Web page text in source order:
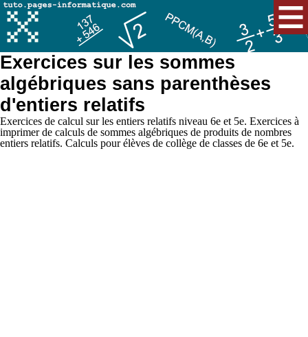
Exercices sur les sommes
algébriques sans parenthèses
d'entiers relatifs
Exercices de calcul sur les entiers relatifs niveau 6e et 5e. Exercices à
imprimer de calculs de sommes algébriques de produits de nombres
entiers relatifs. Calculs pour élèves de collège de classes de 6e et 5e.